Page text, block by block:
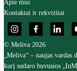
Apie mus
Kontaktai ir rekvizitai
© Meliva 2026
„Meliva“ – naujas
kurį sudaro buvusios